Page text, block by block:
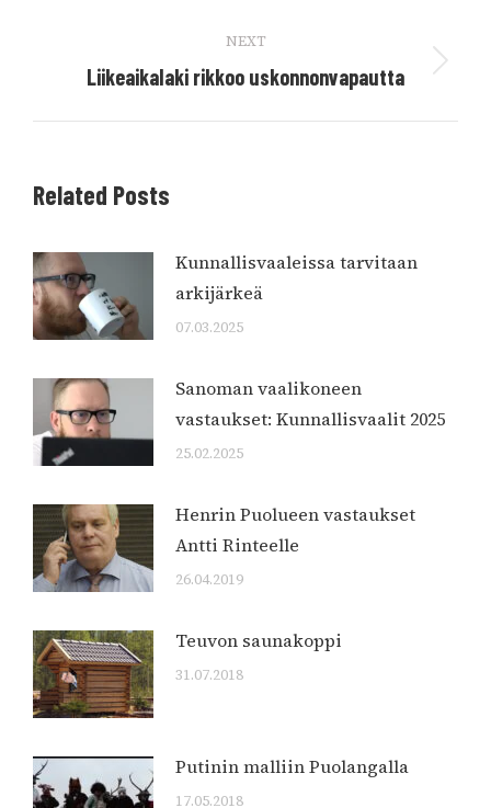
NEXT
Next
Liikeaikalaki rikkoo uskonnonvapautta
Related Posts
Kunnallisvaaleissa tarvitaan
arkijärkeä
07.03.2025
Sanoman vaalikoneen
vastaukset: Kunnallisvaalit 2025
25.02.2025
Henrin Puolueen vastaukset
Antti Rinteelle
26.04.2019
Teuvon saunakoppi
31.07.2018
Putinin malliin Puolangalla
17.05.2018